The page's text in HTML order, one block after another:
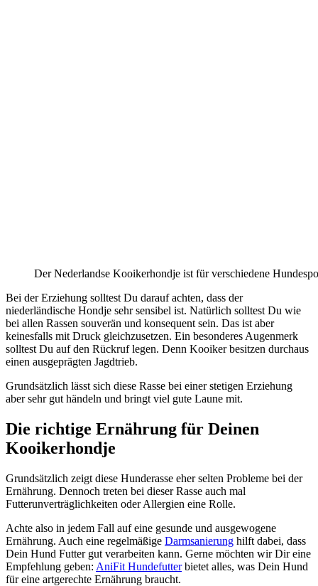
Der Nederlandse Kooikerhondje ist für verschiedene
Bei der Erziehung solltest Du darauf achten, dass der
niederländische Hondje sehr sensibel ist. Natürlich solltest Du wie
bei allen Rassen souverän und konsequent sein. Das ist aber
keinesfalls mit Druck gleichzusetzen. Ein besonderes Augenmerk
solltest Du auf den Rückruf legen. Denn Kooiker besitzen durchaus
einen ausgeprägten Jagdtrieb.
Grundsätzlich lässt sich diese Rasse bei einer stetigen Erziehung
aber sehr gut händeln und bringt viel gute Laune mit.
Die richtige Ernährung für Deinen
Kooikerhondje
Grundsätzlich zeigt diese Hunderasse eher selten Probleme bei der
Ernährung. Dennoch treten bei dieser Rasse auch mal
Futterunverträglichkeiten oder Allergien eine Rolle.
Achte also in jedem Fall auf eine gesunde und ausgewogene
Ernährung. Auch eine regelmäßige Darmsanierung hilft dabei, dass
Dein Hund Futter gut verarbeiten kann. Gerne möchten wir Dir eine
Empfehlung geben: AniFit Hundefutterbietet alles, was Dein Hund
für eine artgerechte Ernährung braucht.